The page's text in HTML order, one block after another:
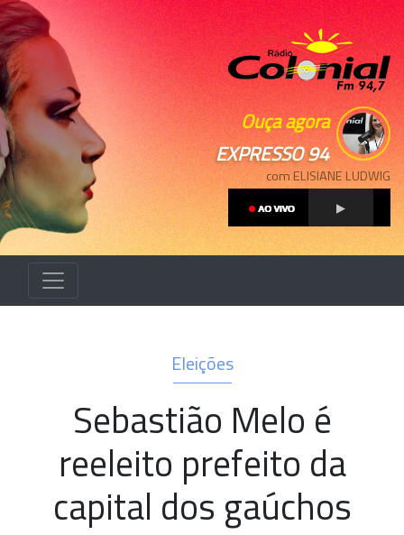
Ouça agora
EXPRESSO 94
com ELISIANE LUDWIG
Eleições
Sebastião Melo é
reeleito prefeito da
capital dos gaúchos